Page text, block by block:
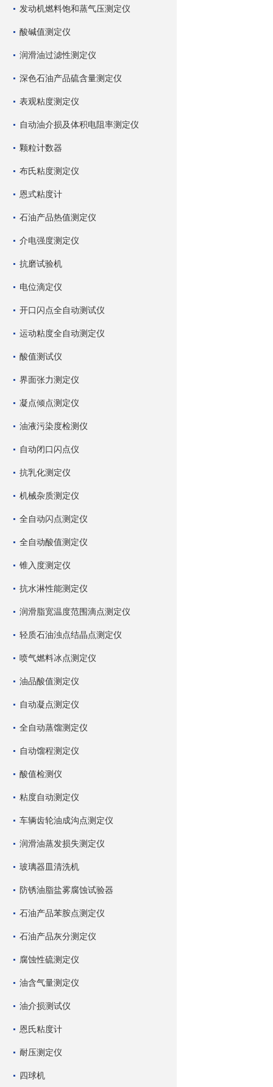
发动机燃料饱和蒸气压测定仪
酸碱值测定仪
润滑油过滤性测定仪
深色石油产品硫含量测定仪
表观粘度测定仪
自动油介损及体积电阻率测定仪
颗粒计数器
布氏粘度测定仪
恩式粘度计
石油产品热值测定仪
介电强度测定仪
抗磨试验机
电位滴定仪
开口闪点全自动测试仪
运动粘度全自动测定仪
酸值测试仪
界面张力测定仪
凝点倾点测定仪
油液污染度检测仪
自动闭口闪点仪
抗乳化测定仪
机械杂质测定仪
全自动闪点测定仪
全自动酸值测定仪
锥入度测定仪
抗水淋性能测定仪
润滑脂宽温度范围滴点测定仪
轻质石油浊点结晶点测定仪
喷气燃料冰点测定仪
油品酸值测定仪
自动凝点测定仪
全自动蒸馏测定仪
自动馏程测定仪
酸值检测仪
粘度自动测定仪
车辆齿轮油成沟点测定仪
润滑油蒸发损失测定仪
玻璃器皿清洗机
防锈油脂盐雾腐蚀试验器
石油产品苯胺点测定仪
石油产品灰分测定仪
腐蚀性硫测定仪
油含气量测定仪
油介损测试仪
恩氏粘度计
耐压测定仪
四球机